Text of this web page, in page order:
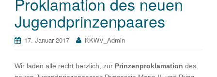
Jugendprinzenpaares
17. Januar 2017 KKWV_Admin
Wir laden alle recht herzlich, zur Prinzenproklamation des